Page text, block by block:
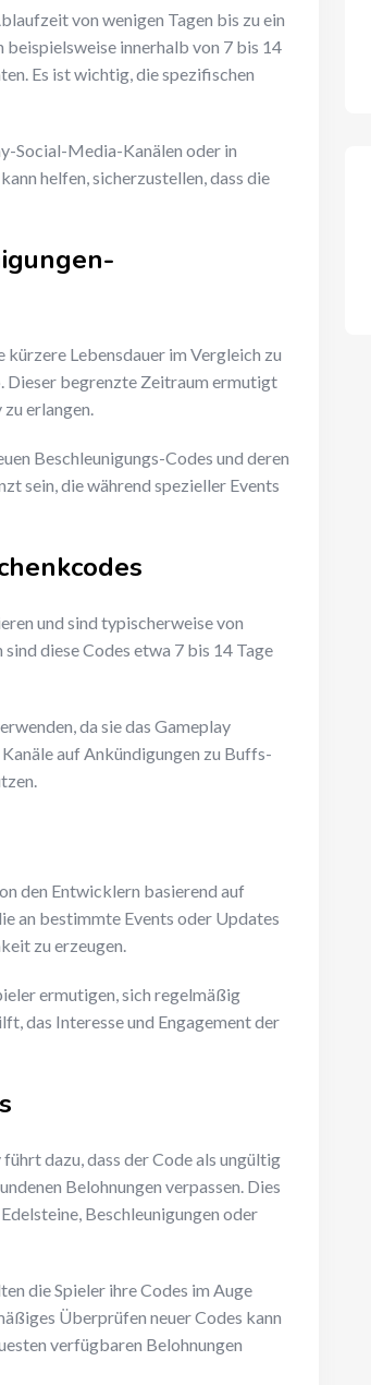
von wenigen Tagen bis zu ein
beispielsweise innerhalb von 7 bis 14
Es ist wichtig, die spezifischen
Social-Media-Kanälen oder in
helfen, sicherzustellen, dass die
kürzere Lebensdauer im Vergleich zu
Dieser begrenzte Zeitraum ermutigt
erlangen.
Beschleunigungs-Codes und deren
sein, die während spezieller Events
und sind typischerweise von
diese Codes etwa 7 bis 14 Tage
da sie das Gameplay
auf Ankündigungen zu Buffs-
den Entwicklern basierend auf
an bestimmte Events oder Updates
zu erzeugen.
ermutigen, sich regelmäßig
das Interesse und Engagement der
dazu, dass der Code als ungültig
Belohnungen verpassen. Dies
Beschleunigungen oder
die Spieler ihre Codes im Auge
Überprüfen neuer Codes kann
verfügbaren Belohnungen